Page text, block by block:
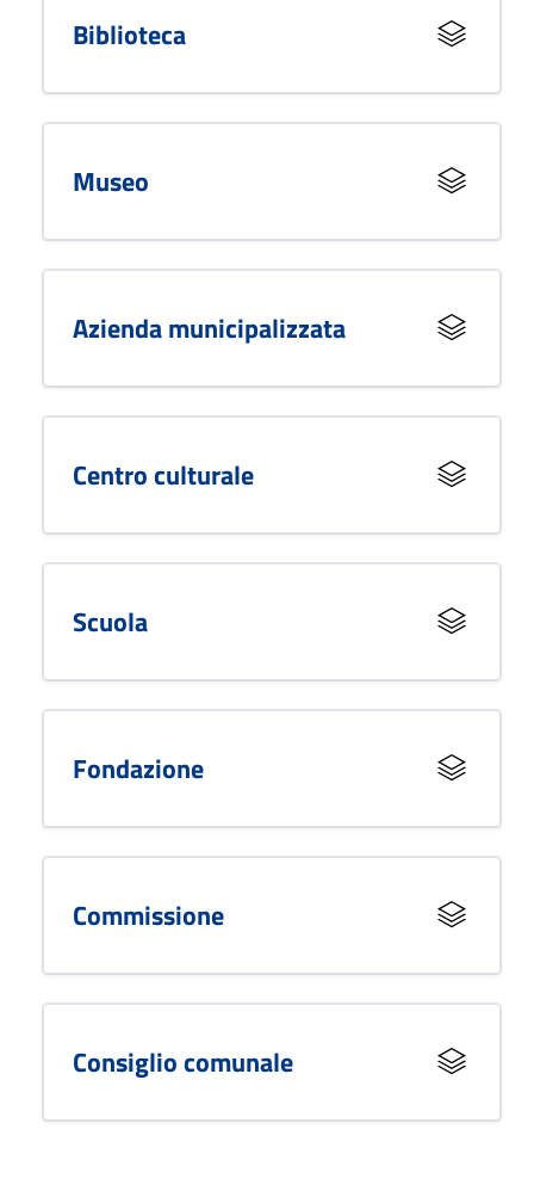
Biblioteca
Museo
Azienda municipalizzata
Centro culturale
Scuola
Fondazione
Commissione
Consiglio comunale